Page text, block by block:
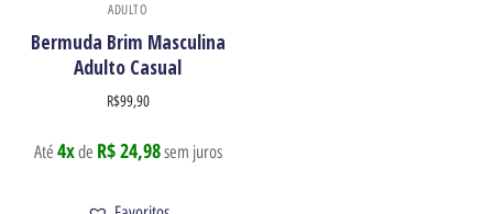
ADULTO
Bermuda Brim Masculina
Adulto Casual
R$99,90
Até 4xde R$ 24,98sem juros